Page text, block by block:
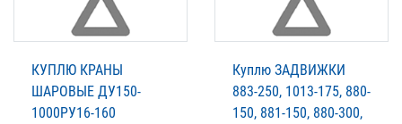
КУПЛЮ КРАНЫ
ШАРОВЫЕ ДУ150-
1000РУ16-160
Куплю ЗАДВИЖКИ
883-250, 1013-175, 880-
150, 881-150, 880-300,